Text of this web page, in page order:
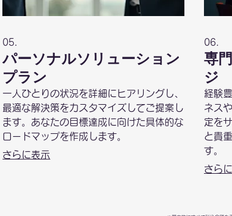
05.
パーソナルソリューション
プラン
一人ひとりの状況を詳細にヒアリングし、
最適な解決策をカスタマイズしてご提案し
ます。あなたの目標達成に向けた具体的な
ロードマップを作成します。
さらに表示
06.
専
ジ
経験
ネス
定を
と貴
す。
さら